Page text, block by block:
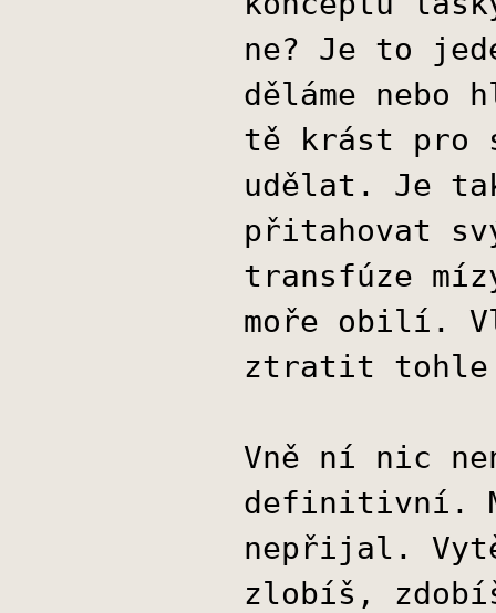
ne? Je to
děláme nebo
tě krást pro
udělat. Je
přitahovat
transfúze
moře obilí.
ztratit tohle
Vně ní nic
definitivní.
nepřijal.
zlobíš,